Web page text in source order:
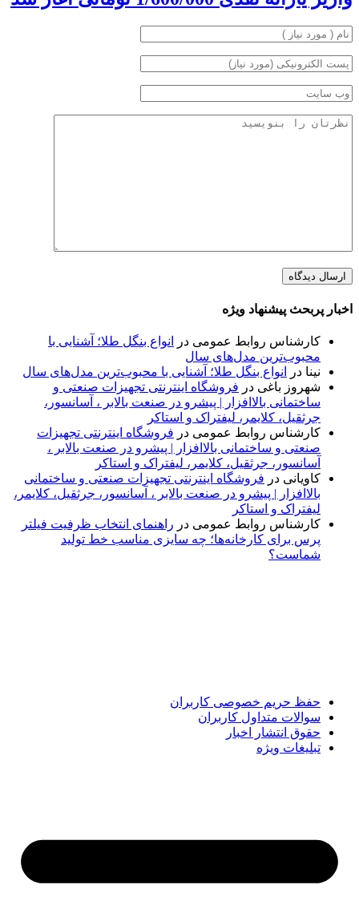
اخبار پربحث پیشنهاد ویژه
کارشناس روابط عمومی در
انواع بنگل طلا؛ آشنایی با
محبوب‌ترین مدل‌های سال
نینا در
انواع بنگل طلا؛ آشنایی با محبوب‌ترین مدل‌های سال
شهروز باغی در فروشگاه اینترنتی تجهیزات صنعتی و
ساختمانی بالاافزار | پیشرو در صنعت بالابر ، آسانسور،
جرثقیل، کلایمر، لیفتراک و استاکر
کارشناس روابط عمومی در فروشگاه اینترنتی تجهیزات
صنعتی و ساختمانی بالاافزار | پیشرو در صنعت بالابر ،
آسانسور، جرثقیل، کلایمر، لیفتراک و استاکر
کاویانی در فروشگاه اینترنتی تجهیزات صنعتی و ساختمانی
بالاافزار | پیشرو در صنعت بالابر ، آسانسور، جرثقیل، کلایمر،
لیفتراک و استاکر
کارشناس روابط عمومی در راهنمای انتخاب ظرفیت فیلتر
پرس برای کارخانه‌ها؛ چه سایزی مناسب خط تولید
شماست؟
حفظ حریم خصوصی کاربران
سوالات متداول کاربران
حقوق انتشار اخبار
تبلیغات ویژه